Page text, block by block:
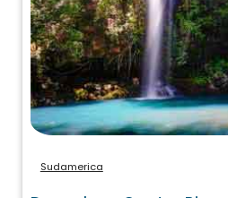
Sudamerica